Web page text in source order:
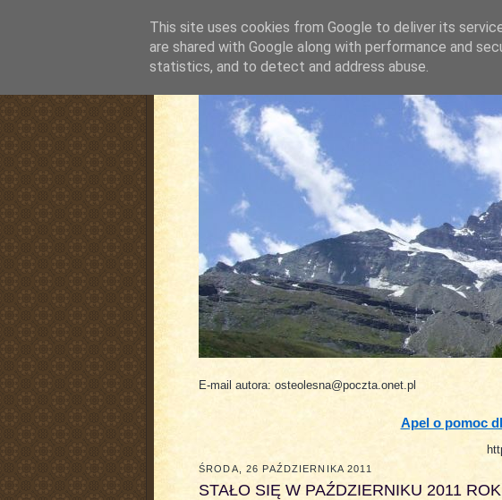
pluskiewicz.blogspot.com
E-mail autora: osteolesna@poczta.onet.pl
Apel o pomoc
ŚRODA, 26 PAŹDZIERNIKA 2011
STAŁO SIĘ W PAŹDZIERNIKU 2011
This site uses cookies from Google to deliver its
are shared with Google along with performance and
statistics, and to detect and address abuse.